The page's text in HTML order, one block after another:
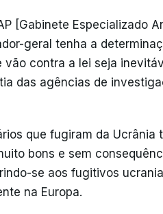
[Gabinete Especializado
geral tenha a
vão contra a lei seja
das agências de
que fugiram da Ucrânia
bons e sem
se aos fugitivos
na Europa.